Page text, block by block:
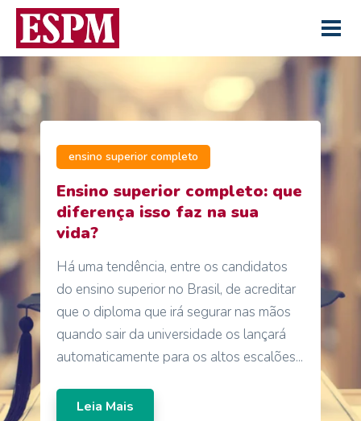
ensino superior completo
Ensino superior completo: que
diferença isso faz na sua
vida?
Há uma tendência, entre os candidatos
do ensino superior no Brasil, de acreditar
que o diploma que irá segurar nas mãos
quando sair da universidade os lançará
automaticamente para os altos escalões...
Leia Mais